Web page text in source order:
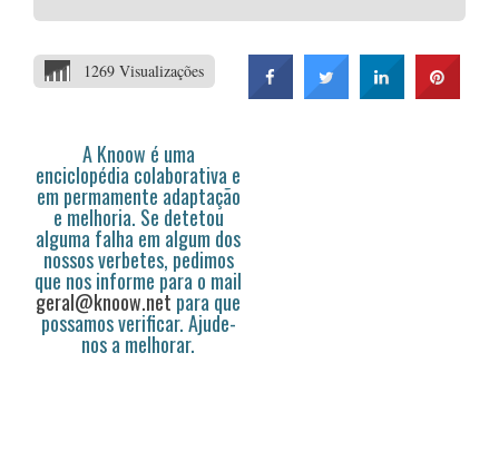
1269 Visualizações
A Knoow é uma
enciclopédia colaborativa e
em permamente adaptação
e melhoria. Se detetou
alguma falha em algum dos
nossos verbetes, pedimos
que nos informe para o mail
geral@knoow.net para que
possamos verificar. Ajude-
nos a melhorar.